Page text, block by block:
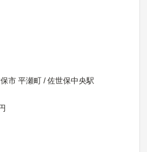
市 平瀬町 / 佐世保中央駅